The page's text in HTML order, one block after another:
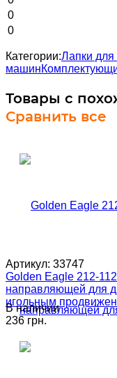
0
0
Категории:Лапки
машин
Товары с
Сравнить все
Артикул: 33747
Golden Eagle 212-
направляющей для
игольным
В наличии
236 грн.